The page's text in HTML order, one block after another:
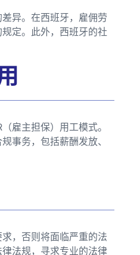
异。在西班牙，雇佣劳
定。此外，西班牙的社
雇主担保）用工模式。
事务，包括薪酬发放、
，否则将面临严重的法
法规，寻求专业的法律